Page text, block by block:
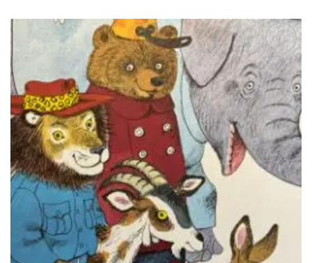
Tilføj
som
favorit